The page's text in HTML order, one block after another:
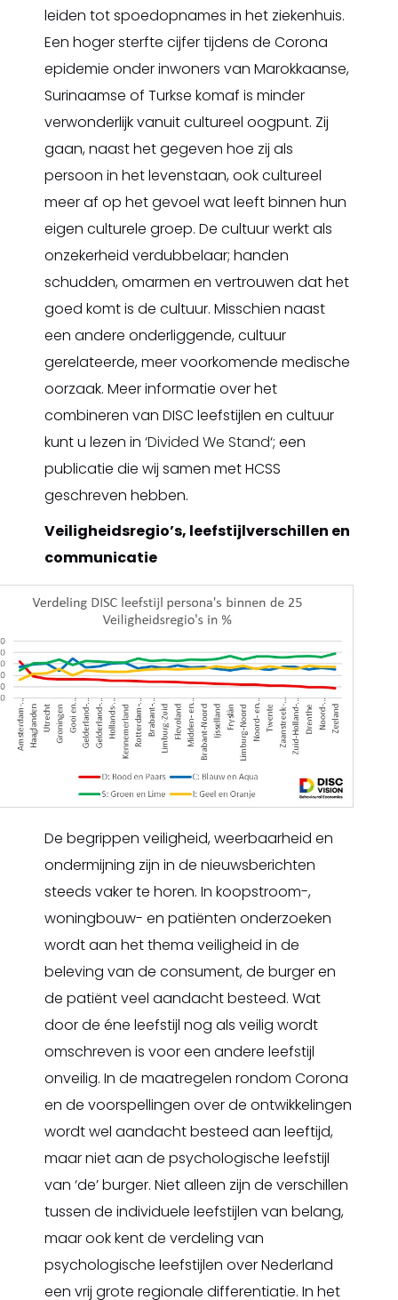
leiden tot spoedopnames in het ziekenhuis.
Een hoger sterfte cijfer tijdens de Corona
epidemie onder inwoners van Marokkaanse,
Surinaamse of Turkse komaf is minder
verwonderlijk vanuit cultureel oogpunt. Zij
gaan, naast het gegeven hoe zij als
persoon in het levenstaan, ook cultureel
meer af op het gevoel wat leeft binnen hun
eigen culturele groep. De cultuur werkt als
onzekerheid verdubbelaar; handen
schudden, omarmen en vertrouwen dat het
goed komt is de cultuur. Misschien naast
een andere onderliggende, cultuur
gerelateerde, meer voorkomende medische
oorzaak. Meer informatie over het
combineren van DISC leefstijlen en cultuur
kunt u lezen in ‘Divided We Stand‘; een
publicatie die wij samen met HCSS
geschreven hebben.
Veiligheidsregio’s, leefstijlverschillen en
communicatie
De begrippen veiligheid, weerbaarheid en
ondermijning zijn in de nieuwsberichten
steeds vaker te horen. In koopstroom-,
woningbouw- en patiënten onderzoeken
wordt aan het thema veiligheid in de
beleving van de consument, de burger en
de patiënt veel aandacht besteed. Wat
door de éne leefstijl nog als veilig wordt
omschreven is voor een andere leefstijl
onveilig. In de maatregelen rondom Corona
en de voorspellingen over de ontwikkelingen
wordt wel aandacht besteed aan leeftijd,
maar niet aan de psychologische leefstijl
van ‘de’ burger. Niet alleen zijn de verschillen
tussen de individuele leefstijlen van belang,
maar ook kent de verdeling van
psychologische leefstijlen over Nederland
een vrij grote regionale differentiatie. In het